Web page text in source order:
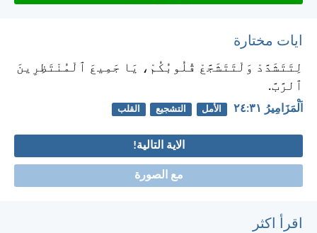
ايات مختارة
لِتَتَشَدَّدْ وَلْتَتَشَجَّعْ قُلُوبُكُمْ، يَا جَمِيعَ ٱلْمُنْتَظِرِينَ
ٱلرَّبَّ.
اَلْمَزَامِيرُ ٣١:‏٢٤ الأمل التشجيع القلب
الاية التالية!
مع الصورة
اقرأ اكثر